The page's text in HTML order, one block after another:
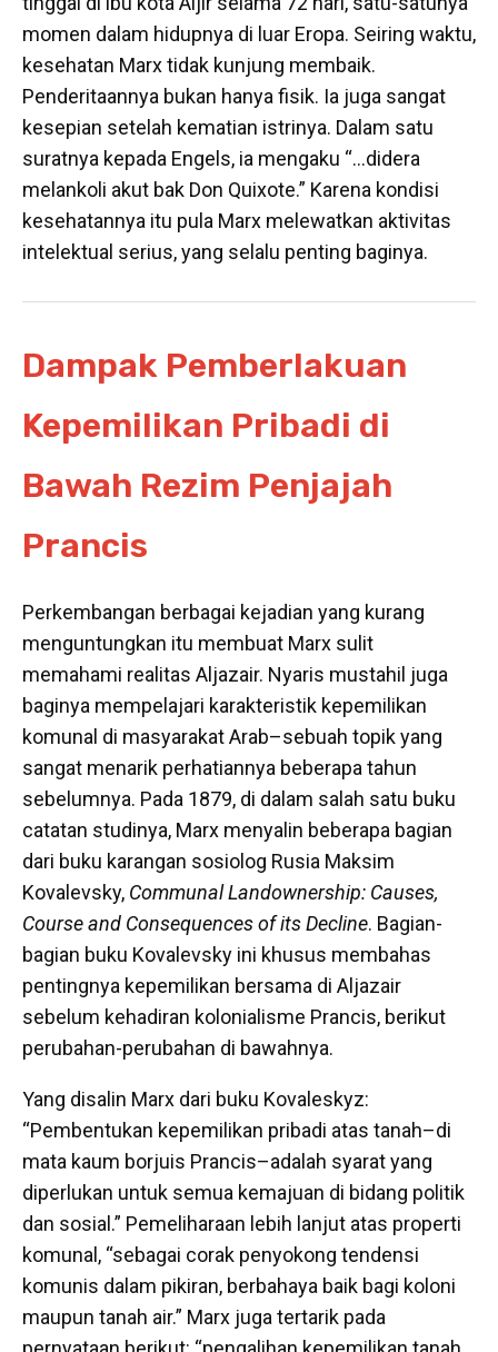
momen dalam hidupnya di luar Eropa. Seiring waktu,
kesehatan Marx tidak kunjung membaik.
Penderitaannya bukan hanya fisik. Ia juga sangat
kesepian setelah kematian istrinya. Dalam satu
suratnya kepada Engels, ia mengaku “…didera
melankoli akut bak Don Quixote.” Karena kondisi
kesehatannya itu pula Marx melewatkan aktivitas
intelektual serius, yang selalu penting baginya.
Dampak Pemberlakuan
Kepemilikan Pribadi di
Bawah Rezim Penjajah
Prancis
Perkembangan berbagai kejadian yang kurang
menguntungkan itu membuat Marx sulit
memahami realitas Aljazair. Nyaris mustahil juga
baginya mempelajari karakteristik kepemilikan
komunal di masyarakat Arab–sebuah topik yang
sangat menarik perhatiannya beberapa tahun
sebelumnya. Pada 1879, di dalam salah satu buku
catatan studinya, Marx menyalin beberapa bagian
dari buku karangan sosiolog Rusia Maksim
Kovalevsky, Communal Landownership: Causes,
Course and Consequences of its Decline. Bagian-
bagian buku Kovalevsky ini khusus membahas
pentingnya kepemilikan bersama di Aljazair
sebelum kehadiran kolonialisme Prancis, berikut
perubahan-perubahan di bawahnya.
Yang disalin Marx dari buku Kovaleskyz:
“Pembentukan kepemilikan pribadi atas tanah–di
mata kaum borjuis Prancis–adalah syarat yang
diperlukan untuk semua kemajuan di bidang politik
dan sosial.” Pemeliharaan lebih lanjut atas properti
komunal, “sebagai corak penyokong tendensi
komunis dalam pikiran, berbahaya baik bagi koloni
maupun tanah air.” Marx juga tertarik pada